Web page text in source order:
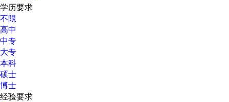
学历要求
不限
高中
中专
大专
本科
硕士
博士
经验要求